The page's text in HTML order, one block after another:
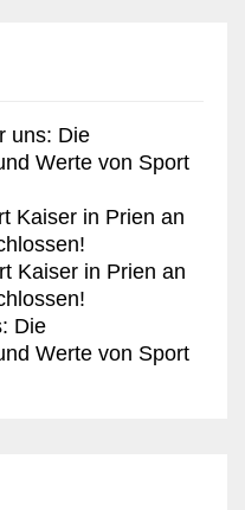
uns: Die
Werte von Sport
Kaiser in Prien an
Kaiser in Prien an
Die
Werte von Sport